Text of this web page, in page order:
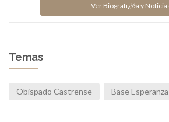
Ver Biografï¿½a y
Temas
Obispado Castrense Base Esperanza